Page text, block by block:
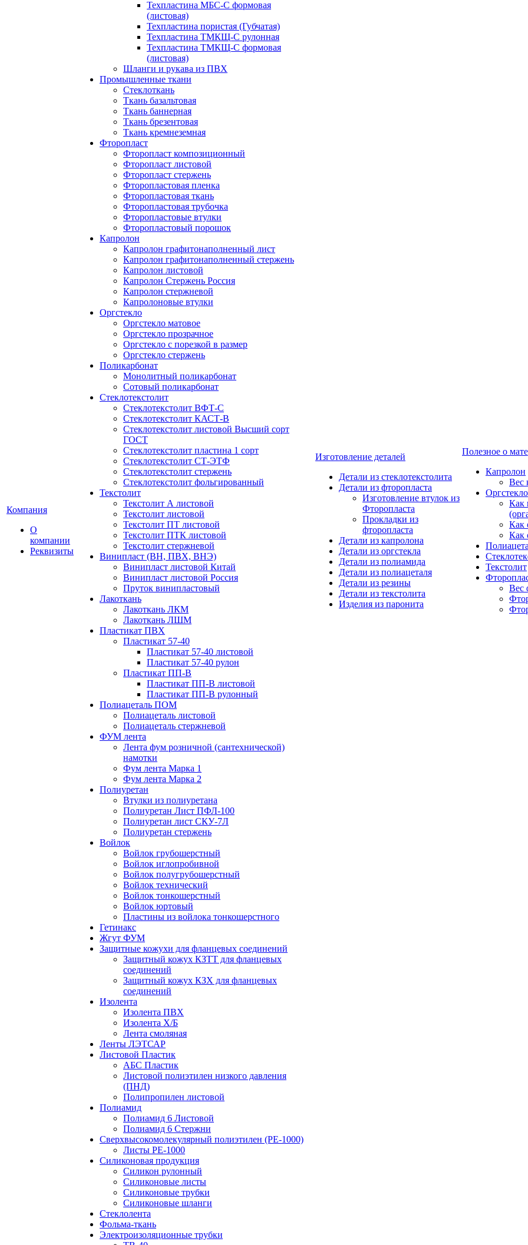
Компания
О
компании
Реквизиты
Техпластина МБС-С формовая
(листовая)
Техпластина пористая (Губчатая)
Техпластина ТМКЩ-С рулонная
Техпластина ТМКЩ-С формовая
(листовая)
Шланги и рукава из ПВХ
Промышленные ткани
Стеклоткань
Ткань базальтовая
Ткань баннерная
Ткань брезентовая
Ткань кремнеземная
Фторопласт
Фторопласт композиционный
Фторопласт листовой
Фторопласт стержень
Фторопластовая пленка
Фторопластовая ткань
Фторопластовая трубочка
Фторопластовые втулки
Фторопластовый порошок
Капролон
Капролон графитонаполненный лист
Капролон графитонаполненный стержень
Капролон листовой
Капролон Стержень Россия
Капролон стержневой
Капролоновые втулки
Оргстекло
Оргстекло матовое
Оргстекло прозрачное
Оргстекло с порезкой в размер
Оргстекло стержень
Поликарбонат
Монолитный поликарбонат
Сотовый поликарбонат
Стеклотекстолит
Стеклотекстолит ВФТ-С
Стеклотекстолит КАСТ-В
Стеклотекстолит листовой Высший сорт
ГОСТ
Стеклотекстолит пластина 1 сорт
Стеклотекстолит СТ-ЭТФ
Стеклотекстолит стержень
Стеклотекстолит фольгированный
Текстолит
Текстолит А листовой
Текстолит листовой
Текстолит ПТ листовой
Текстолит ПТК листовой
Текстолит стержневой
Винипласт (ВН, ПВХ, ВНЭ)
Винипласт листовой Китай
Винипласт листовой Россия
Пруток винипластовый
Лакоткань
Лакоткань ЛКМ
Лакоткань ЛШМ
Пластикат ПВХ
Пластикат 57-40
Пластикат 57-40 листовой
Пластикат 57-40 рулон
Пластикат ПП-В
Пластикат ПП-В листовой
Пластикат ПП-В рулонный
Полиацеталь ПОМ
Полиацеталь листовой
Полиацеталь стержневой
ФУМ лента
Лента фум розничной (сантехнической)
намотки
Фум лента Марка 1
Фум лента Марка 2
Полиуретан
Втулки из полиуретана
Полиуретан Лист ПФЛ-100
Полиуретан лист СКУ-7Л
Полиуретан стержень
Войлок
Войлок грубошерстный
Войлок иглопробивной
Войлок полугрубошерстный
Войлок технический
Войлок тонкошерстный
Войлок юртовый
Пластины из войлока тонкошерстного
Гетинакс
Жгут ФУМ
Защитные кожухи для фланцевых соединений
Защитный кожух КЗТТ для фланцевых
соединений
Защитный кожух КЗХ для фланцевых
соединений
Изолента
Изолента ПВХ
Изолента Х/Б
Лента смоляная
Ленты ЛЭТСАР
Листовой Пластик
АБС Пластик
Листовой полиэтилен низкого давления
(ПНД)
Полипропилен листовой
Полиамид
Полиамид 6 Листовой
Полиамид 6 Стержни
Сверхвысокомолекулярный полиэтилен (PE-1000)
Листы РЕ-1000
Силиконовая продукция
Силикон рулонный
Силиконовые листы
Силиконовые трубки
Силиконовые шланги
Стеклолента
Фольма-ткань
Электроизоляционные трубки
Изготовление деталей
Детали из стеклотекстолита
Детали из фторопласта
Изготовление втулок из
Фторопласта
Прокладки из
фторопласта
Детали из капролона
Детали из оргстекла
Детали из полиамида
Детали из полиацеталя
Детали из резины
Детали из текстолита
Изделия из паронита
Полезное о
Капролон
Вес
Оргстекло
Как
Как
Как
Текстолит
Вес